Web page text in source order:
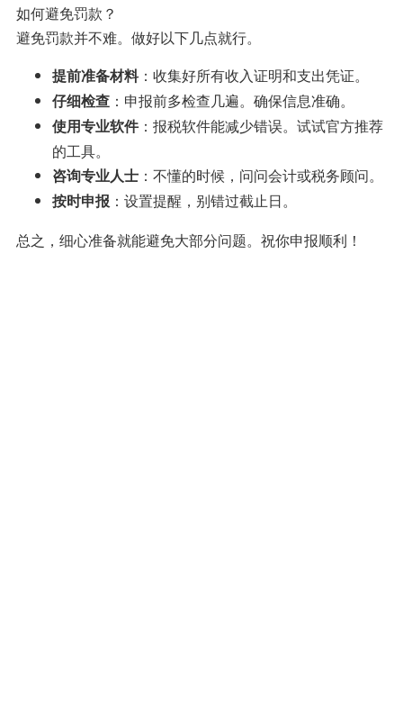
如何避免罚款？
避免罚款并不难。做好以下几点就行。
提前准备材料：收集好所有收入证明和支出凭证。
仔细检查：申报前多检查几遍。确保信息准确。
使用专业软件：报税软件能减少错误。试试官方推荐
的工具。
咨询专业人士：不懂的时候，问问会计或税务顾问。
按时申报 ：设置提醒，别错过截止日。
总之，细心准备就能避免大部分问题。祝你申报顺利！